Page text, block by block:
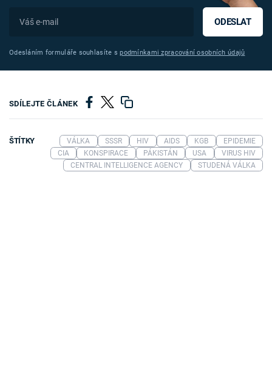
ODESLAT
Odesláním formuláře souhlasíte spodmínkami zpracování osobních údajů
SDÍLEJTE ČLÁNEK
ŠTÍTKY VÁLKA SSSR HIV AIDS KGB
EPIDEMIE
CIA
KONSPIRACE PÁKISTÁN USA
VIRUS HIV
CENTRAL INTELLIGENCE AGENCY
STUDENÁ VÁLKA